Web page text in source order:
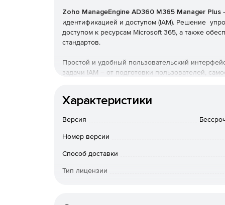
Zoho ManageEngine AD360 M365 Manager Plus
идентификацией и доступом (IAM). Решение
доступом к ресурсам Microsoft 365, а также
стандартов.
Простой и удобный пользовательский
задачи IAM – от подготовки пользователей,
Отчетность Microsoft 365
Планирование, экспорт и отправка по почте
позволяет получить более полное
Аудит Microsoft 365
Возможность отслеживать различные
Характеристики
Версия
Номер версии
Способ доставки
Тип лицензии